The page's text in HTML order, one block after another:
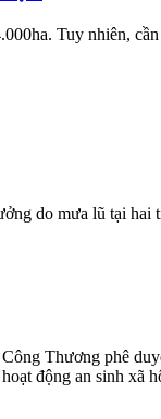
Tuy nhiên,
do mưa lũ tại hai
Thương phê
động an sinh xã